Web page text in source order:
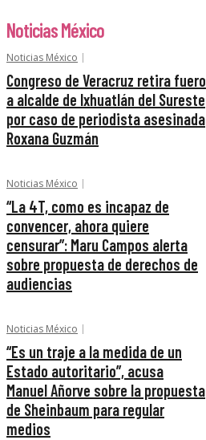
Noticias México
Noticias México
Congreso de Veracruz retira fuero
a alcalde de Ixhuatlán del Sureste
por caso de periodista asesinada
Roxana Guzmán
Noticias México
“La 4T, como es incapaz de
convencer, ahora quiere
censurar”: Maru Campos alerta
sobre propuesta de derechos de
audiencias
Noticias México
“Es un traje a la medida de un
Estado autoritario”, acusa
Manuel Añorve sobre la propuesta
de Sheinbaum para regular
medios